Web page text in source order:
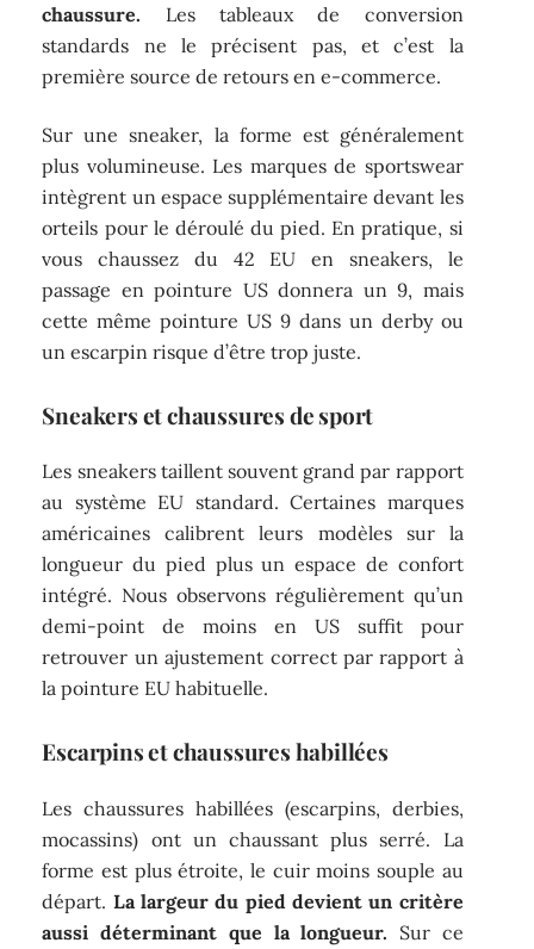
chaussure. Les tableaux de conversion
standards ne le précisent pas, et c’est la
première source de retours en e-commerce.
Sur une sneaker, la forme est généralement
plus volumineuse. Les marques de sportswear
intègrent un espace supplémentaire devant les
orteils pour le déroulé du pied. En pratique, si
vous chaussez du 42 EU en sneakers, le
passage en pointure US donnera un 9, mais
cette même pointure US 9 dans un derby ou
un escarpin risque d’être trop juste.
Sneakers et chaussures de sport
Les sneakers taillent souvent grand par rapport
au système EU standard. Certaines marques
américaines calibrent leurs modèles sur la
longueur du pied plus un espace de confort
intégré. Nous observons régulièrement qu’un
demi-point de moins en US suffit pour
retrouver un ajustement correct par rapport à
la pointure EU habituelle.
Escarpins et chaussures habillées
Les chaussures habillées (escarpins, derbies,
mocassins) ont un chaussant plus serré. La
forme est plus étroite, le cuir moins souple au
départ. La largeur du pied devient un critère
aussi déterminant que la longueur. Sur ce